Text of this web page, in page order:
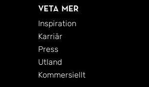
Veta mer
Inspiration
Karriär
Press
Utland
Kommersiellt